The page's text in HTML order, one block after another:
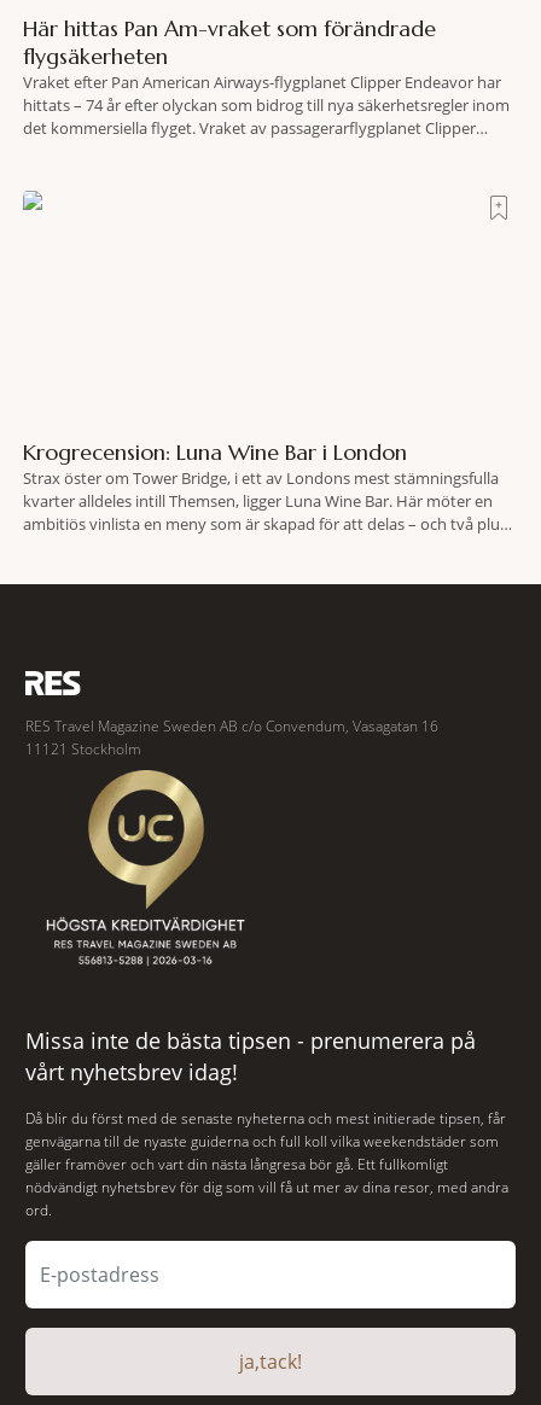
Här hittas Pan Am-vraket som förändrade
flygsäkerheten
Vraket efter Pan American Airways-flygplanet Clipper Endeavor har
hittats – 74 år efter olyckan som bidrog till nya säkerhetsregler inom
det kommersiella flyget. Vraket av passagerarflygplanet Clipper
lokaliserades den 2 juni i år med hjälp
Krogrecension: Luna Wine Bar i London
Strax öster om Tower Bridge, i ett av Londons mest stämningsfulla
kvarter alldeles intill Themsen, ligger Luna Wine Bar. Här möter en
ambitiös vinlista en meny som är skapad för att delas – och två plus
RES Travel Magazine Sweden AB c/o Convendum, Vasagatan 16
11121 Stockholm
Missa inte de bästa tipsen - prenumerera på
vårt nyhetsbrev idag!
Då blir du först med de senaste nyheterna och mest initierade tipsen, får
genvägarna till de nyaste guiderna och full koll vilka weekendstäder som
gäller framöver och vart din nästa långresa bör gå. Ett fullkomligt
nödvändigt nyhetsbrev för dig som vill få ut mer av dina resor, med andra
ord.
ja,tack!